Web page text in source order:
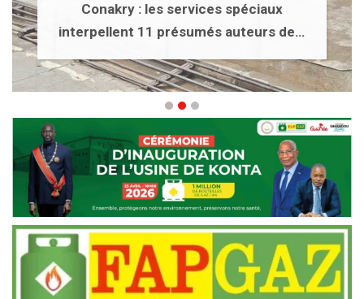
Conakry : les services spéciaux
interpellent 11 présumés auteurs de…